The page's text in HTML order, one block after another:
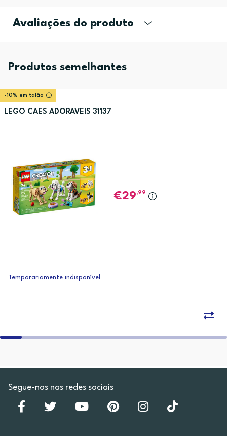
Avaliações do produto
Produtos semelhantes
-10% em talão
LEGO CAES ADORAVEIS 31137
29,99
Temporariamente indisponível
Segue-nos nas redes sociais